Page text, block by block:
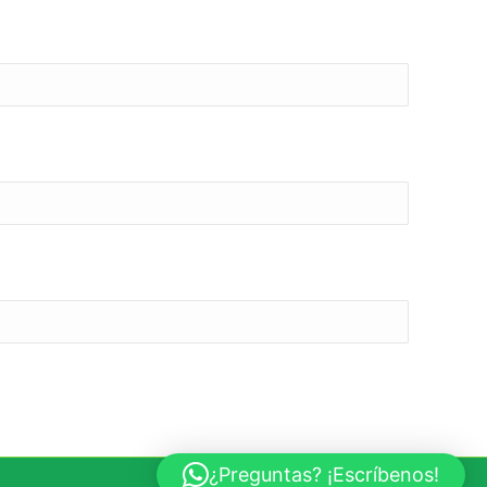
¿Preguntas? ¡Escríbenos!